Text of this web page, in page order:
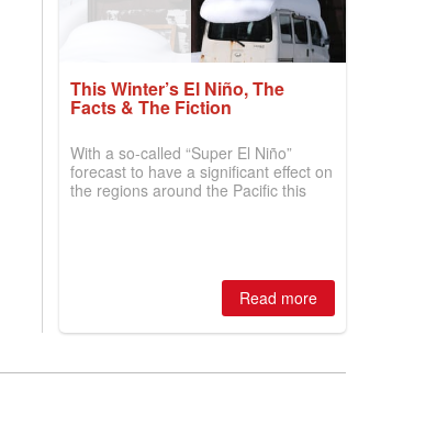
This Winter’s El Niño, The
Facts & The Fiction
With a so-called “Super El Niño”
forecast to have a significant effect on
the regions around the Pacific this
Read more